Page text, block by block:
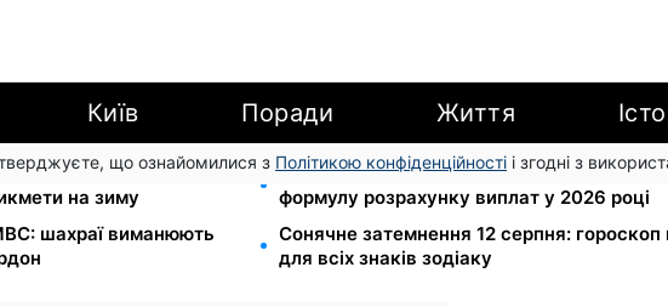
Київ Поради Життя
що ознайомилися з Політикою конфіденційності і згодні з
три суворі
на зиму
Зарплата 30 000 грн — пенсія 11 500
формулу розрахунку виплат у 2026 році
шахраї виманюють
Сонячне затемнення 12 серпня: гороскоп
для всіх знаків зодіаку